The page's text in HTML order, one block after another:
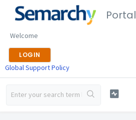
Portal
Welcome
LOGIN
Global Support Policy